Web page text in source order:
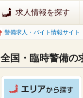
求人情報を探す
警備求人・バイト情報サイト
全国・臨時警備の